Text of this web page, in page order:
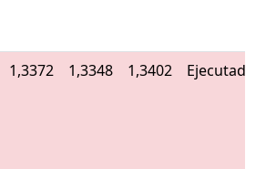
1,3372 1,3348 1,3402 Ejecutado